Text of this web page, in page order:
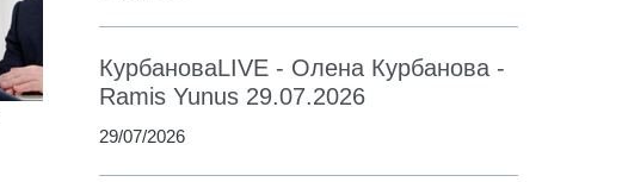
КурбановаLIVE - Олена Курбанова -
Ramis Yunus 29.07.2026
29/07/2026